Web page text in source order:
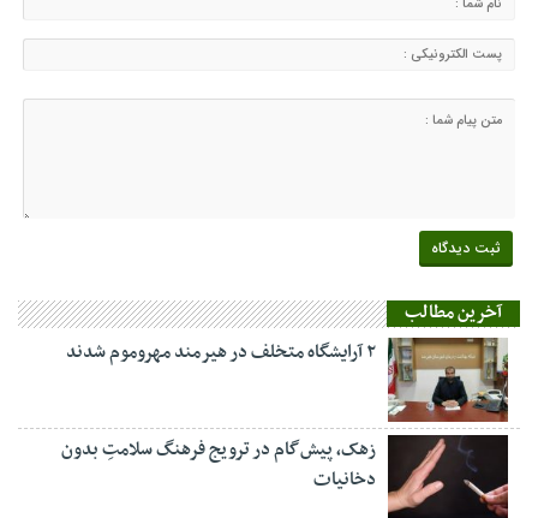
آخرین مطالب
۲ آرایشگاه متخلف در هیرمند مهروموم شدند
زهک، پیش‌گام در ترویج فرهنگ سلامتِ بدون
دخانیات